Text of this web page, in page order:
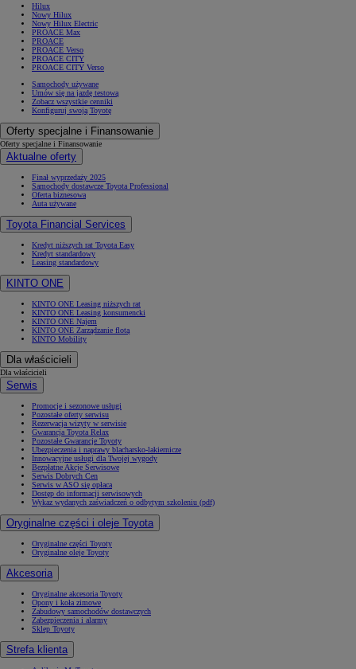
Hilux
Nowy Hilux
Nowy Hilux Electric
PROACE Max
PROACE
PROACE Verso
PROACE CITY
PROACE CITY Verso
Samochody używane
Umów się na jazdę testową
Zobacz wszystkie cenniki
Konfiguruj swoją Toyotę
Oferty specjalne i Finansowanie
Oferty specjalne i Finansowanie
Aktualne oferty
Finał wyprzedaży 2025
Samochody dostawcze Toyota Professional
Oferta biznesowa
Auta używane
Toyota Financial Services
Kredyt niższych rat Toyota Easy
Kredyt standardowy
Leasing standardowy
KINTO ONE
KINTO ONE Leasing niższych rat
KINTO ONE Leasing konsumencki
KINTO ONE Najem
KINTO ONE Zarządzanie flotą
KINTO Mobility
Dla właścicieli
Dla właścicieli
Serwis
Promocje i sezonowe usługi
Pozostałe oferty serwisu
Rezerwacja wizyty w serwisie
Gwarancja Toyota Relax
Pozostałe Gwarancje Toyoty
Ubezpieczenia i naprawy blacharsko-lakiernicze
Innowacyjne usługi dla Twojej wygody
Bezpłatne Akcje Serwisowe
Serwis Dobrych Cen
Serwis w ASO się opłaca
Dostęp do informacji serwisowych
Wykaz wydanych zaświadczeń o odbytym szkoleniu (pdf)
Oryginalne części i oleje Toyota
Oryginalne części Toyoty
Oryginalne oleje Toyoty
Akcesoria
Oryginalne akcesoria Toyoty
Opony i koła zimowe
Zabudowy samochodów dostawczych
Zabezpieczenia i alarmy
Sklep Toyoty
Strefa klienta